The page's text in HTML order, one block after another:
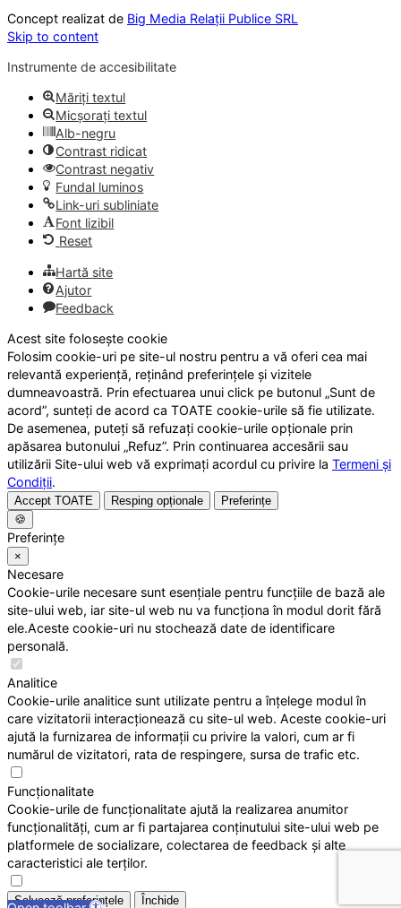
Concept realizat de Big Media Relații Publice SRL
Skip to content
Instrumente de accesibilitate
Măriți textul
Micșorați textul
Alb-negru
Contrast ridicat
Contrast negativ
Fundal luminos
Link-uri subliniate
Font lizibil
Reset
Hartă site
Ajutor
Feedback
Acest site folosește cookie
Folosim cookie-uri pe site-ul nostru pentru a vă oferi cea mai
relevantă experiență, reținând preferințele și vizitele
dumneavoastră. Prin efectuarea unui click pe butonul „Sunt de
acord”, sunteți de acord ca TOATE cookie-urile să fie utilizate.
De asemenea, puteți să refuzați cookie-urile opționale prin
apăsarea butonului „Refuz”. Prin continuarea accesării sau
utilizării Site-ului web vă exprimați acordul cu privire la Termeni și
Condiții.
Accept TOATE Resping opționale
Preferințe
🍪
Preferințe
×
Necesare
Cookie-urile necesare sunt esențiale pentru funcțiile de bază ale
site-ului web, iar site-ul web nu va funcționa în modul dorit fără
ele.Aceste cookie-uri nu stochează date de identificare
personală.
Analitice
Cookie-urile analitice sunt utilizate pentru a înțelege modul în
care vizitatorii interacționează cu site-ul web. Aceste cookie-uri
ajută la furnizarea de informații cu privire la valori, cum ar fi
numărul de vizitatori, rata de respingere, sursa de trafic etc.
Funcționalitate
Cookie-urile de funcționalitate ajută la realizarea anumitor
funcționalități, cum ar fi partajarea conținutului site-ului web pe
platformele de socializare, colectarea de feedback și alte
caracteristici ale terților.
Salvează preferințele Închide